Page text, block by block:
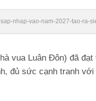
nhap-vao-nam-2027-tao-ra-
vua Luân Đôn) đã đạt
đủ sức cạnh tranh với